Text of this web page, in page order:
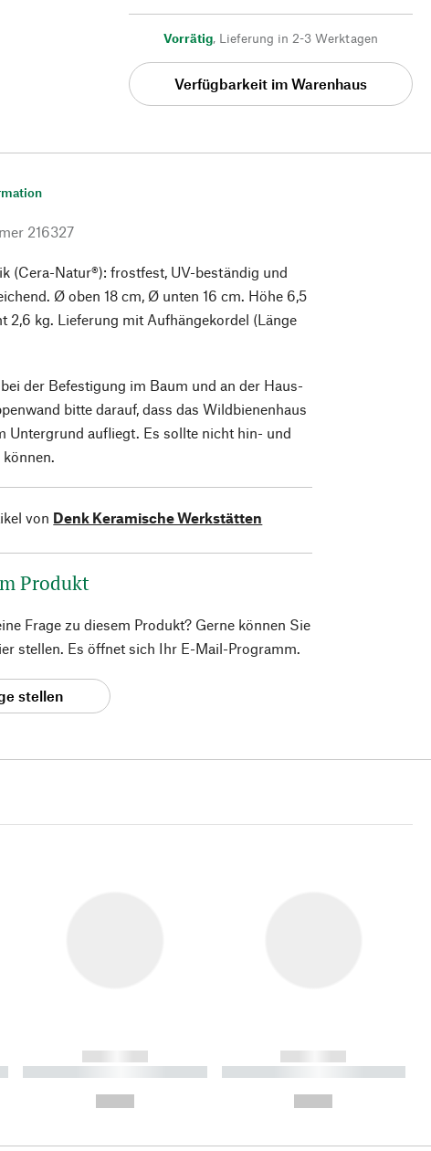
Vorrätig, Lieferung in 2-3 Werktagen
Verfügbarkeit im Warenhaus
216327
(Cera-Natur®): frostfest, UV-beständig und
Ø oben 18 cm, Ø unten 16 cm. Höhe 6,5
2,6 kg. Lieferung mit Aufhängekordel (Länge
der Befestigung im Baum und an der Haus-
bitte darauf, dass das Wildbienenhaus
Untergrund aufliegt. Es sollte nicht hin- und
von Denk Keramische Werkstätten
Produkt
Frage zu diesem Produkt? Gerne können Sie
stellen. Es öffnet sich Ihr E-Mail-Programm.
stellen
------------
----------- ----------- ----------
------------
----------- ----------- ----------